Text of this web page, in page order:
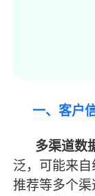
一、客户
多渠道数
泛，可能来自
推荐等多个